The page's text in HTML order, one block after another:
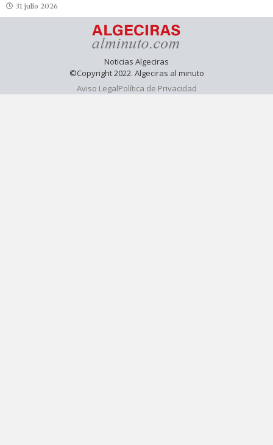
31 julio 2026
Noticias Algeciras
©Copyright 2022. Algeciras al minuto
Aviso LegalPolítica de Privacidad